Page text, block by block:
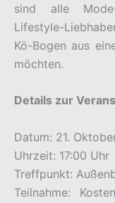
sind alle
Lifestyle-
Kö-Bogen aus
möchten.
Details zur
Datum: 21.
Uhrzeit: 17:00 Uhr
Treffpunkt:
Teilnahme: